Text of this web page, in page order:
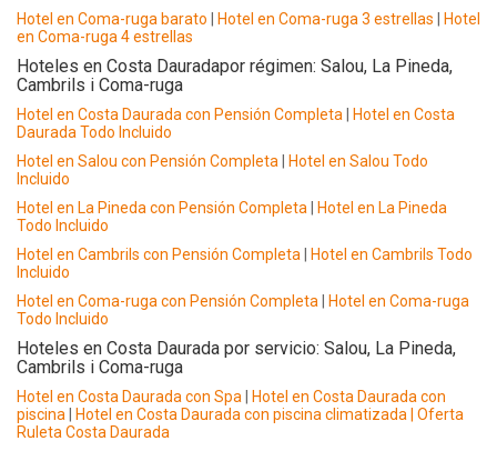
Hotel en Coma-ruga barato
Hotel en Coma-ruga 3 estrellas
Hotel
en Coma-ruga 4 estrellas
Hoteles en Costa Dauradapor régimen: Salou, La Pineda,
Cambrils i Coma-ruga
Hotel en Costa Daurada con Pensión Completa
Hotel en Costa
Daurada Todo Incluido
Hotel en Salou con Pensión Completa
Hotel en Salou Todo
Incluido
Hotel en La Pineda con Pensión Completa
Hotel en La Pineda
Todo Incluido
Hotel en Cambrils con Pensión Completa
Hotel en Cambrils Todo
Incluido
Hotel en Coma-ruga con Pensión Completa
Hotel en Coma-ruga
Todo Incluido
Hoteles en Costa Daurada por servicio: Salou, La Pineda,
Cambrils i Coma-ruga
Hotel en Costa Daurada con Spa
Hotel en Costa Daurada con
piscina
Hotel en Costa Daurada con piscina climatizada | Oferta
Ruleta Costa Daurada